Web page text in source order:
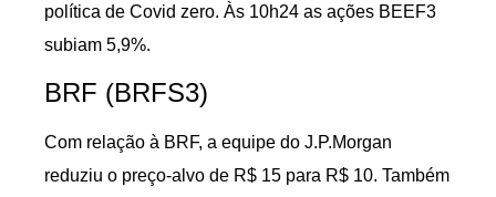
política de Covid zero. Às 10h24 as ações BEEF3
subiam 5,9%.
BRF (BRFS3)
Com relação à BRF, a equipe do J.P.Morgan
reduziu o preço-alvo de R$ 15 para R$ 10. Também